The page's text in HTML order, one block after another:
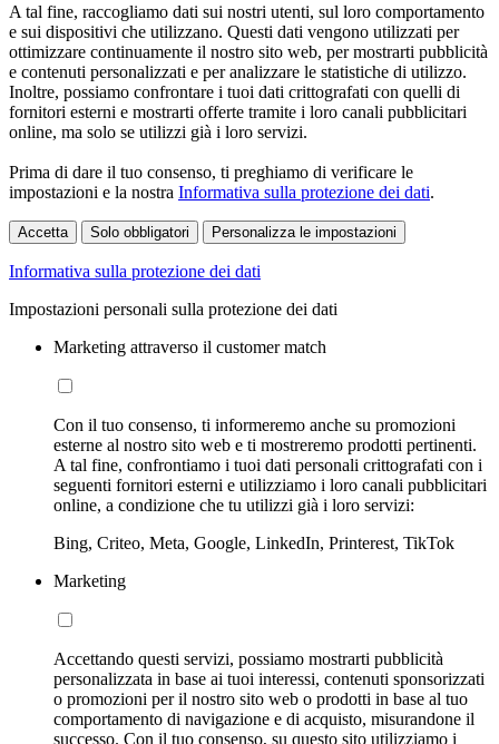
A tal fine, raccogliamo dati sui nostri utenti, sul loro comportamento
e sui dispositivi che utilizzano. Questi dati vengono utilizzati per
ottimizzare continuamente il nostro sito web, per mostrarti pubblicità
e contenuti personalizzati e per analizzare le statistiche di utilizzo.
Inoltre, possiamo confrontare i tuoi dati crittografati con quelli di
fornitori esterni e mostrarti offerte tramite i loro canali pubblicitari
online, ma solo se utilizzi già i loro servizi.
Prima di dare il tuo consenso, ti preghiamo di verificare le
impostazioni e la nostra Informativa sulla protezione dei dati.
Accetta Solo obbligatori Personalizza le impostazioni
Informativa sulla protezione dei dati
Impostazioni personali sulla protezione dei dati
Marketing attraverso il customer match
Con il tuo consenso, ti informeremo anche su promozioni
esterne al nostro sito web e ti mostreremo prodotti pertinenti.
A tal fine, confrontiamo i tuoi dati personali crittografati con i
seguenti fornitori esterni e utilizziamo i loro canali pubblicitari
online, a condizione che tu utilizzi già i loro servizi:
Bing, Criteo, Meta, Google, LinkedIn, Printerest, TikTok
Marketing
Accettando questi servizi, possiamo mostrarti pubblicità
personalizzata in base ai tuoi interessi, contenuti sponsorizzati
o promozioni per il nostro sito web o prodotti in base al tuo
comportamento di navigazione e di acquisto, misurandone il
successo. Con il tuo consenso, su questo sito utilizziamo i